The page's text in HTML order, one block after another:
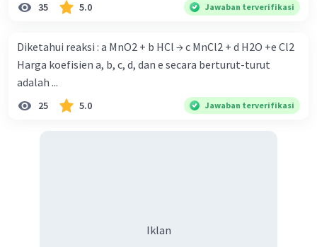
35 5.0 Jawaban terverifikasi
Diketahui reaksi : a MnO2 + b HCl → c MnCl2 + d H2O +e Cl2
Harga koefisien a, b, c, d, dan e secara berturut-turut
adalah ...
25 5.0 Jawaban terverifikasi
Iklan